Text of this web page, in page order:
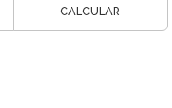
CALCULAR